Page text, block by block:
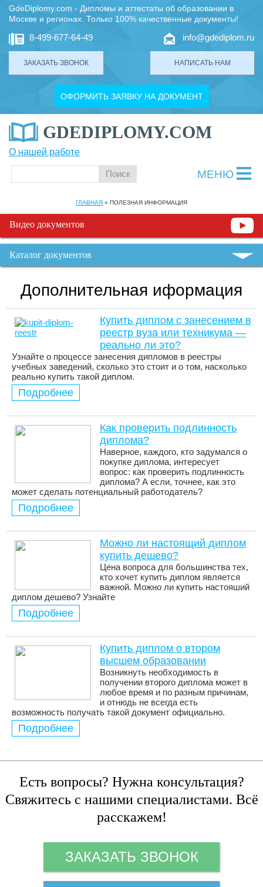
GdeDiplomy.com - Дипломы и аттестаты об образовании в
Москве и регионах. Только 100% качественные документы!
8-499-677-64-49
ЗАКАЗАТЬ ЗВОНОК
info@gdediplom.ru
НАПИСАТЬ НАМ
ОФОРМИТЬ ЗАЯВКУ НА ДОКУМЕНТ
GDEDIPLOMY.COM
О нашей работе
МЕНЮ
ГЛАВНАЯ » ПОЛЕЗНАЯ ИНФОРМАЦИЯ
Видео документов
Каталог документов
Дополнительная иформация
Купить диплом с занесением в
реестр вуза или техникума —
реально ли это?
Узнайте о процессе занесения дипломов в реестры
учебных заведений, сколько это стоит и о том, насколько
реально купить такой диплом.
Подробнее
Как проверить подлинность
диплома?
Наверное, каждого, кто задумался о
покупке диплома, интересует
вопрос: как проверить подлинность
диплома? А если, точнее, как это
может сделать потенциальный работодатель?
Подробнее
Можно ли настоящий диплом
купить дешево?
Цена вопроса для большинства тех,
кто хочет купить диплом является
важной. Можно ли купить настояший
диплом дешево? Узнайте
Подробнее
Купить диплом о втором
высшем образовании
Возникнуть необходимость в
получении второго диплома может в
любое время и по разным причинам,
и отнюдь не всегда есть
возможность получать такой документ официально.
Подробнее
Есть вопросы? Нужна консультация?
Свяжитесь с нашими специалистами. Всё
расскажем!
ЗАКАЗАТЬ ЗВОНОК